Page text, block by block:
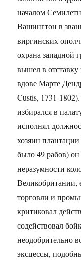
началом
Вашингтон в
виргинских
охрана западной
вышел в
вдове Марте
Custis, 1731-
избирался в
исполнял
хозяин
было 49 рабов)
неразумности
Великобритании,
торговли и
критиковал
содействовал
неодобрительно
эксцессы,